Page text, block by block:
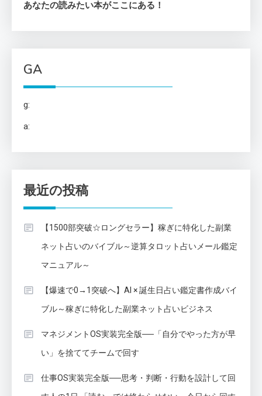
あなたの読みたい本がここにある！
GA
g:
a:
最近の投稿
【1500部突破☆ロングセラー】稼ぎに特化した副業
ネット占いのバイブル～逆算タロット占いメール鑑定
マニュアル～
【爆速で0→1突破へ】AI × 誕生日占い鑑定書作成バイ
ブル～稼ぎに特化した副業ネット占いビジネス
マネジメントOS実装完全版──「自分でやった方が早
い」を捨ててチームで回す
仕事OS実装完全版──思考・判断・行動を設計して回